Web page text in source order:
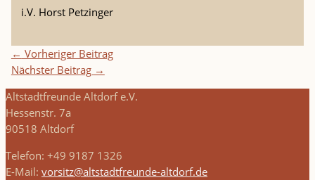
i.V. Horst Petzinger
← Vorheriger Beitrag
Nächster Beitrag →
Altstadtfreunde Altdorf e.V.
Hessenstr. 7a
90518 Altdorf
Telefon: +49 9187 1326
E-Mail: vorsitz@altstadtfreunde-altdorf.de